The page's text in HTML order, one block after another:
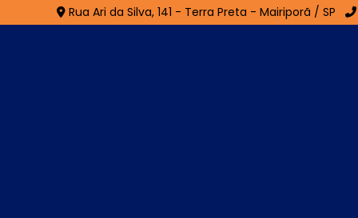
Rua Ari da Silva, 141 - Terra Preta - Mairiporã / SP